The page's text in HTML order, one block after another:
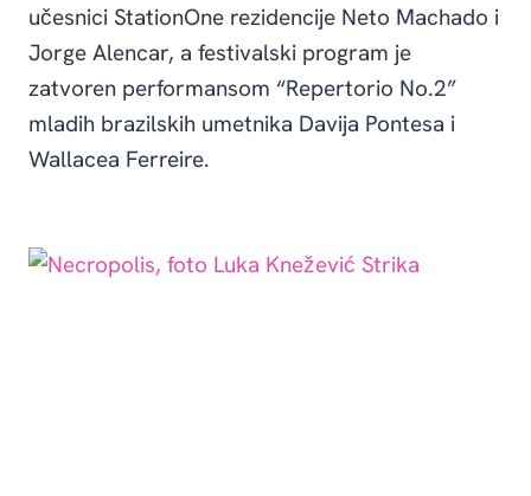
učesnici StationOne rezidencije Neto Machado i
Jorge Alencar, a festivalski program je
zatvoren performansom “Repertorio No.2”
mladih brazilskih umetnika Davija Pontesa i
Wallacea Ferreire.